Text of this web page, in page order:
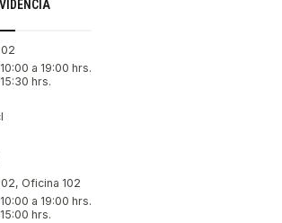
a 19:00 hrs.
hrs.
Oficina 102
a 19:00 hrs.
hrs.